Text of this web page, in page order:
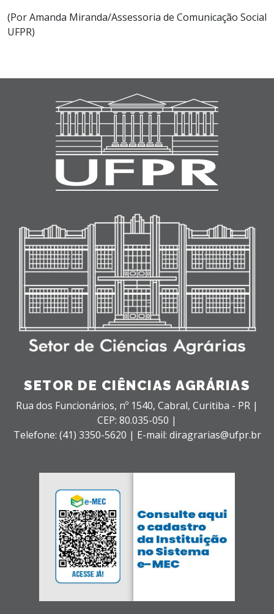
(Por Amanda Miranda/Assessoria de Comunicação Social
UFPR)
SETOR DE CIÊNCIAS AGRÁRIAS
Rua dos Funcionários, nº 1540, Cabral, Curitiba - PR |
CEP: 80.035-050 |
Telefone: (41) 3350-5620 | E-mail: diragrarias@ufpr.br